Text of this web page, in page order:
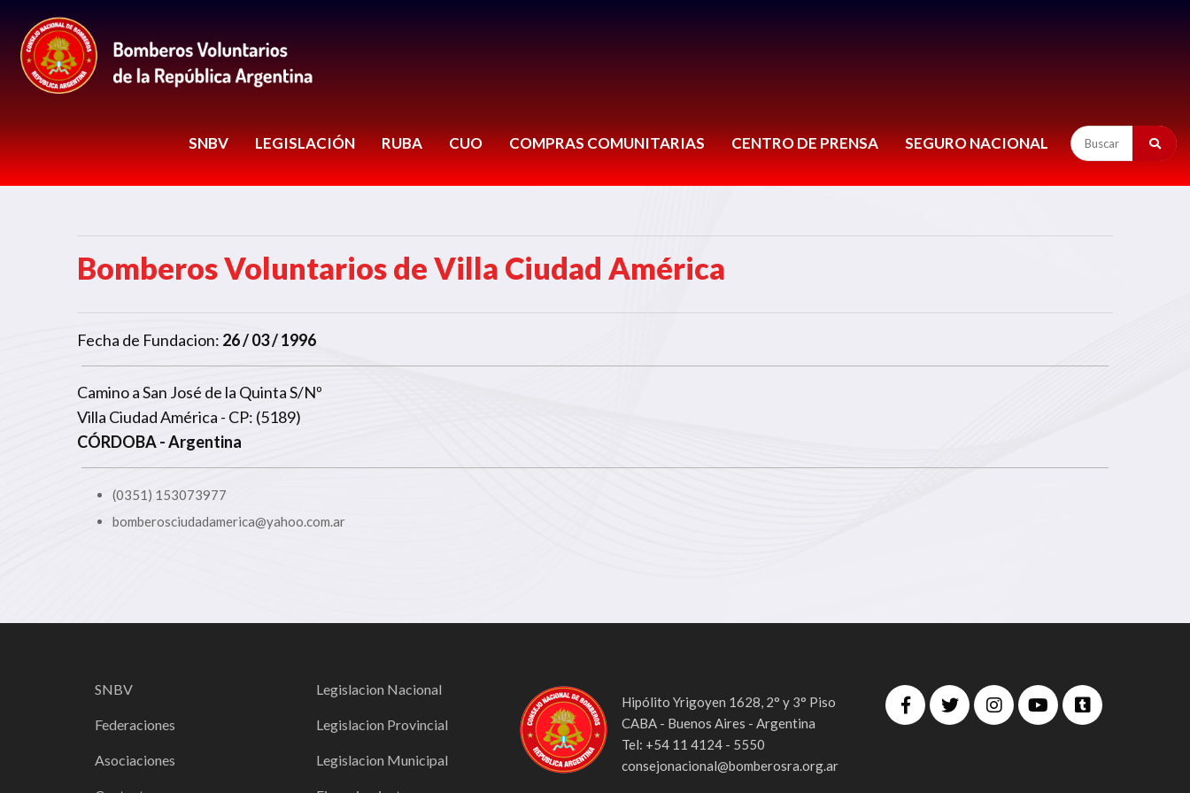
SNBV LEGISLACIÓN RUBA CUO COMPRAS COMUNITARIAS CENTRO DE PRENSA SEGURO NACIONAL
Bomberos Voluntarios de Villa Ciudad América
Fecha de Fundacion: 26 / 03 / 1996
Camino a San José de la Quinta S/Nº
Villa Ciudad América - CP: (5189)
CÓRDOBA- Argentina
(0351) 153073977
bomberosciudadamerica@yahoo.com.ar
SNBV
Federaciones
Asociaciones
Legislacion Nacional
Legislacion Provincial
Legislacion Municipal
Hipólito Yrigoyen 1628, 2° y 3° Piso
CABA - Buenos Aires - Argentina
Tel: +54 11 4124 - 5550
consejonacional@bomberosra.org.ar